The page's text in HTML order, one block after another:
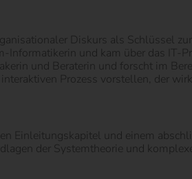
Diskurs als Schlüssel
Informatikerin und kam über das IT-
und Beraterin und forscht im
Prozess vorstellen, der
Einleitungskapitel und einem
der Systemtheorie und